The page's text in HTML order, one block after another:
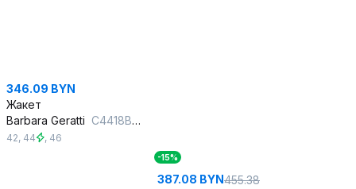
346.09 BYN
Жакет
Barbara Geratti С4418BG фуксия/белый
42, 44 , 46
-15%
387.08 BYN455.38